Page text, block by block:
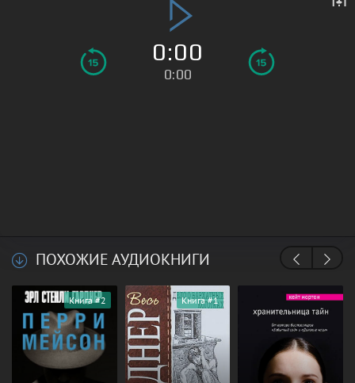
0:00
0:00
ПОХОЖИЕ АУДИОКНИГИ
Книга #2 Книга #1